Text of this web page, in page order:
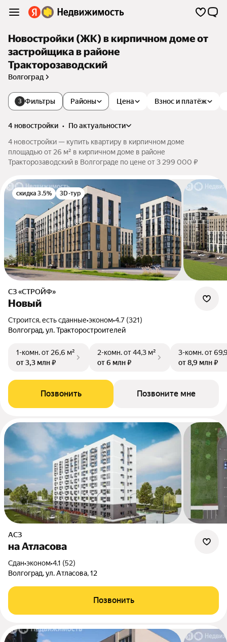
Новостройки (ЖК) в кирпичном доме от
застройщика в районе
Тракторозаводский
Волгоград
3 Фильтры Цена Взнос и платёж
Районы
4 новостройки •
по актуальности
4 новостройки — купить квартиру в кирпичном доме
площадью от 26 м² в кирпичном доме в районе
Тракторозаводский в Волгограде по цене от 3 299 000 ₽
скидка 3.5% 3D-тур
СЗ «СТРОЙФ»
Новый
Строится, есть сданные•эконом•4.7 (321)
Волгоград, ул. Тракторостроителей
1-комн.от 26,6 м²
от 3,3 млн ₽
2-комн.от 44,3 м²
от 6 млн ₽
3-комн.от
от 8,9 млн ₽
Позвонить Позвоните мне
АСЗ
на Атласова
Сдан•эконом•4.1 (52)
Волгоград, ул. Атласова, 12
Позвонить